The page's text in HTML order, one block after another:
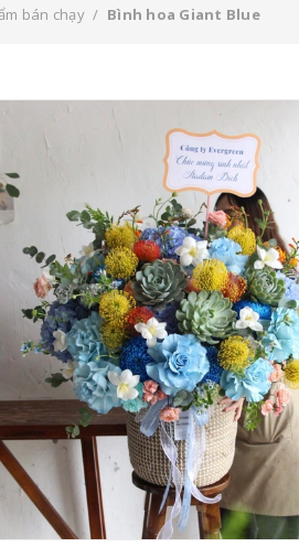
bán chạy / Bình hoa Giant Blue